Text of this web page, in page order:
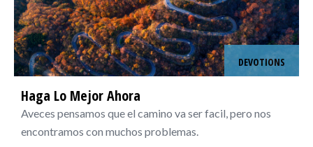
DEVOTIONS
Haga Lo Mejor Ahora
Aveces pensamos que el camino va ser facil, pero nos
encontramos con muchos problemas.